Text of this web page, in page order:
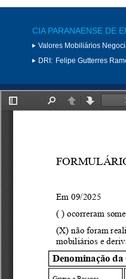
CIA PARANAENSE DE
Valores Mobiliários
DRI: Felipe Gutterres